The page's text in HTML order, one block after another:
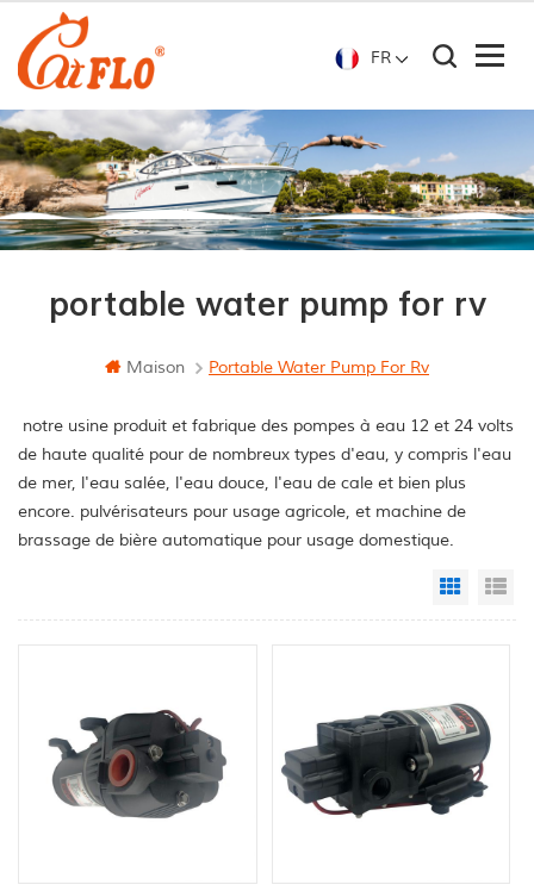
FR
portable water pump for rv
Maison Portable Water Pump For Rv
notre usine produit et fabrique des pompes à eau 12 et 24 volts
de haute qualité pour de nombreux types d'eau, y compris l'eau
de mer, l'eau salée, l'eau douce, l'eau de cale et bien plus
encore. pulvérisateurs pour usage agricole, et machine de
brassage de bière automatique pour usage domestique.
Grid